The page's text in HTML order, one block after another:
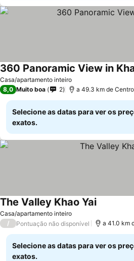
Casa/apartamento inteiro
360 Panoramic View in
8,0 Muito boa 2 a 49.3 km de
Selecione as datas para ver os
exatos.
Casa/apartamento inteiro
The Valley Khao Yai
/ Pontuação não disponível a 41.0 km
Selecione as datas para ver os
exatos.